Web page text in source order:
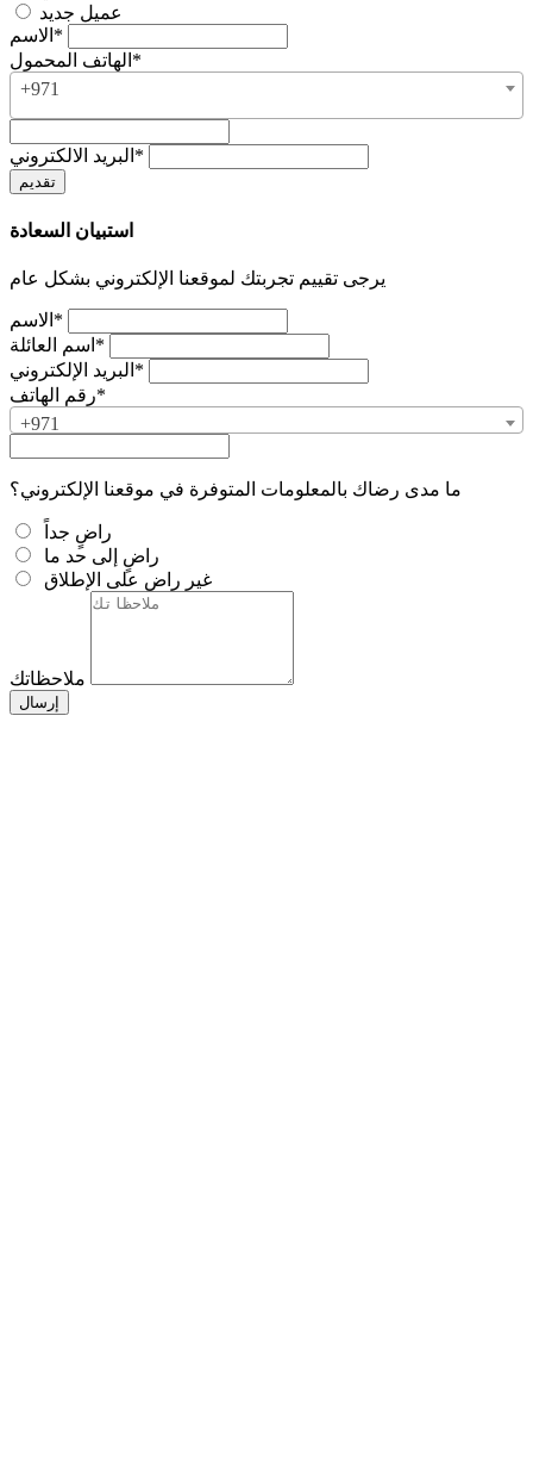
عميل جديد
الاسم*
الهاتف المحمول*
+971
البريد الالكتروني*
استبيان السعادة
يرجى تقييم تجربتك لموقعنا الإلكتروني بشكل عام
الاسم*
اسم العائلة*
البريد الإلكتروني*
رقم الهاتف*
+971
ما مدى رضاك بالمعلومات المتوفرة في موقعنا الإلكتروني؟
راضٍ جداً
راضٍ إلى حد ما
غير راضٍ على الإطلاق
ملاحظاتك